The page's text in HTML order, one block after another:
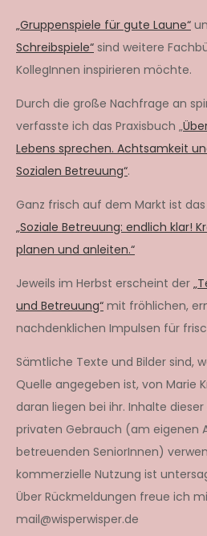
„Gruppenspiele für gute Laune“
Schreibspiele“ sind weitere
KollegInnen inspirieren möchte.
Durch die große Nachfrage an
verfasste ich das Praxisbuch „
Lebens sprechen. Achtsamkeit
Sozialen Betreuung“.
Ganz frisch auf dem Markt ist
„Soziale Betreuung: endlich klar!
planen und anleiten.“
Jeweils im Herbst erscheint der
und Betreuung“ mit fröhlichen,
nachdenklichen Impulsen für
Sämtliche Texte und Bilder sind,
Quelle angegeben ist, von Marie
daran liegen bei ihr. Inhalte
privaten Gebrauch (am eigenen
betreuenden SeniorInnen)
kommerzielle Nutzung ist
Über Rückmeldungen freue ich
mail@wisperwisper.de